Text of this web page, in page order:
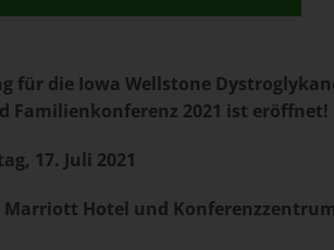
für die Iowa Wellstone
Familienkonferenz 2021 ist eröffnet!
17. Juli 2021
Marriott Hotel und